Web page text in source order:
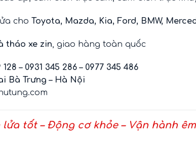
cho Toyota, Mazda, Kia, Ford, BMW,
tháo xe zin, giao hàng toàn quốc
128 – 0931 345 286 – 0977 345 486
Bà Trưng – Hà Nội
tốt – Động cơ khỏe – Vận hành